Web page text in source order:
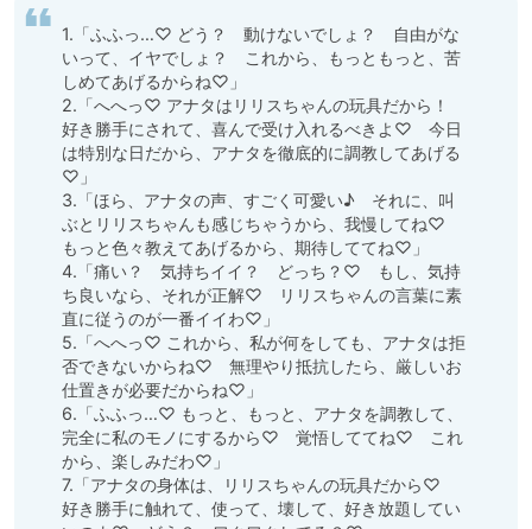
1.「ふふっ…♡ どう？　動けないでしょ？　自由がな
いって、イヤでしょ？　これから、もっともっと、苦
しめてあげるからね♡」
2.「へへっ♡ アナタはリリスちゃんの玩具だから！
好き勝手にされて、喜んで受け入れるべきよ♡　今日
は特別な日だから、アナタを徹底的に調教してあげる
♡」
3.「ほら、アナタの声、すごく可愛い♪　それに、叫
ぶとリリスちゃんも感じちゃうから、我慢してね♡
もっと色々教えてあげるから、期待しててね♡」
4.「痛い？　気持ちイイ？　どっち？♡　もし、気持
ち良いなら、それが正解♡　リリスちゃんの言葉に素
直に従うのが一番イイわ♡」
5.「へへっ♡ これから、私が何をしても、アナタは拒
否できないからね♡　無理やり抵抗したら、厳しいお
仕置きが必要だからね♡」
6.「ふふっ…♡ もっと、もっと、アナタを調教して、
完全に私のモノにするから♡　覚悟しててね♡　これ
から、楽しみだわ♡」
7.「アナタの身体は、リリスちゃんの玩具だから♡
好き勝手に触れて、使って、壊して、好き放題してい